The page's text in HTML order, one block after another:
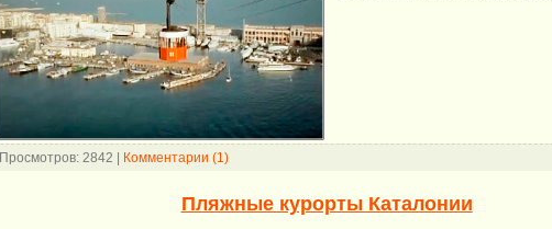
Просмотров: 2842 Комментарии (1)
Пляжные курорты Каталонии